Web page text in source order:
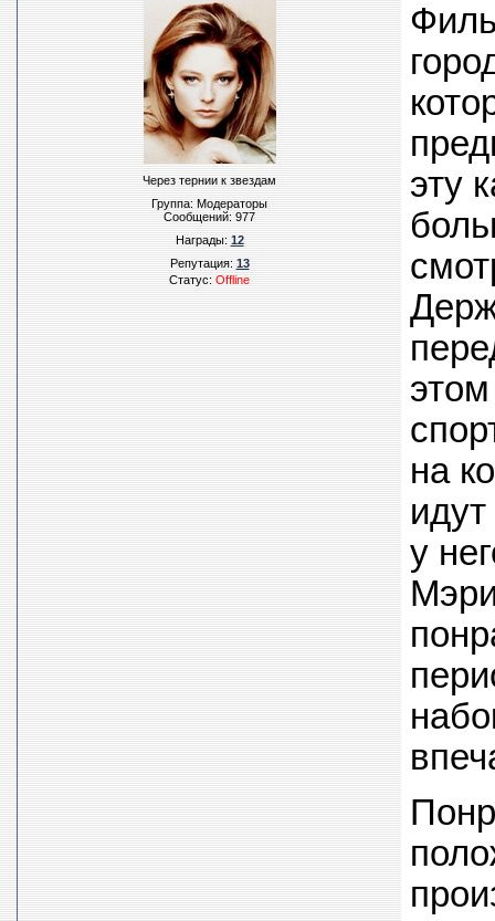
Через тернии к звездам
Группа: Модераторы
Сообщений:977
Награды:12
Репутация:13
Статус:Offline
эту
на
у